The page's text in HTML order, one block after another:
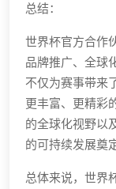
总结：
世界杯官方合作
品牌推广、全球
不仅为赛事带来
更丰富、更精彩
的全球化视野以
的可持续发展奠
总体来说，世界